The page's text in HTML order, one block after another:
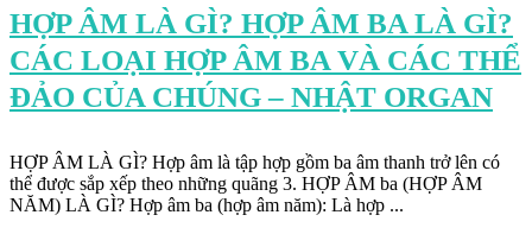
HỢP ÂM LÀ GÌ? HỢP ÂM BA LÀ GÌ?
CÁC LOẠI HỢP ÂM BA VÀ CÁC THỂ
ĐẢO CỦA CHÚNG – NHẬT ORGAN
HỢP ÂM LÀ GÌ? Hợp âm là tập hợp gồm ba âm thanh trở lên có
thể được sắp xếp theo những quãng 3. HỢP ÂM ba (HỢP ÂM
NĂM) LÀ GÌ? Hợp âm ba (hợp âm năm): Là hợp ...